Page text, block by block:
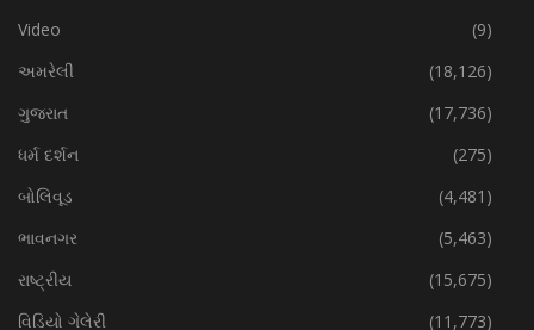
Video
(9)
અમરેલી
(18,126)
ગુજરાત
(17,736)
ધર્મ દર્શન
(275)
બોલિવૂડ
(4,481)
ભાવનગર
(5,463)
રાષ્ટ્રીય
(15,675)
વિડિયો ગેલેરી
(11,773)